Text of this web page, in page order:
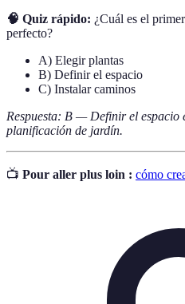
🧠 Quiz rápido: ¿Cuál es el
perfecto?
A) Elegir plantas
B) Definir el espacio
C) Instalar caminos
Respuesta: B — Definir el espacio
planificación de jardín.
📺 Pour aller plus loin : cómo